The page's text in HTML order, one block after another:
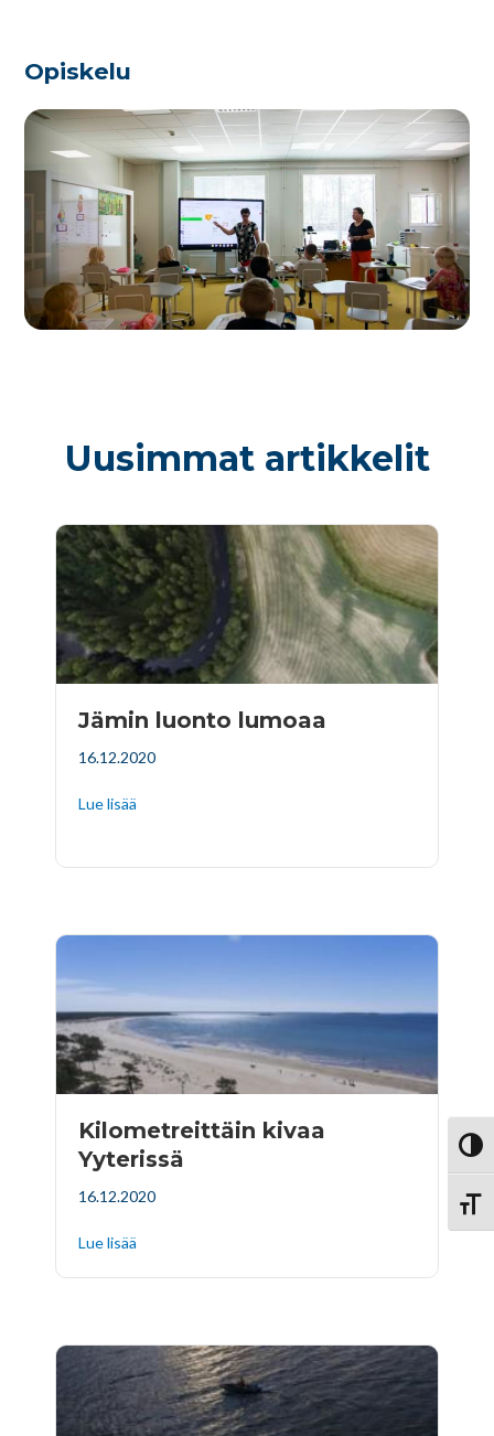
Opiskelu
Uusimmat artikkelit
Jämin luonto lumoaa
16.12.2020
Lue lisää
Kilometreittäin kivaa
Yyterissä
16.12.2020
Lue lisää